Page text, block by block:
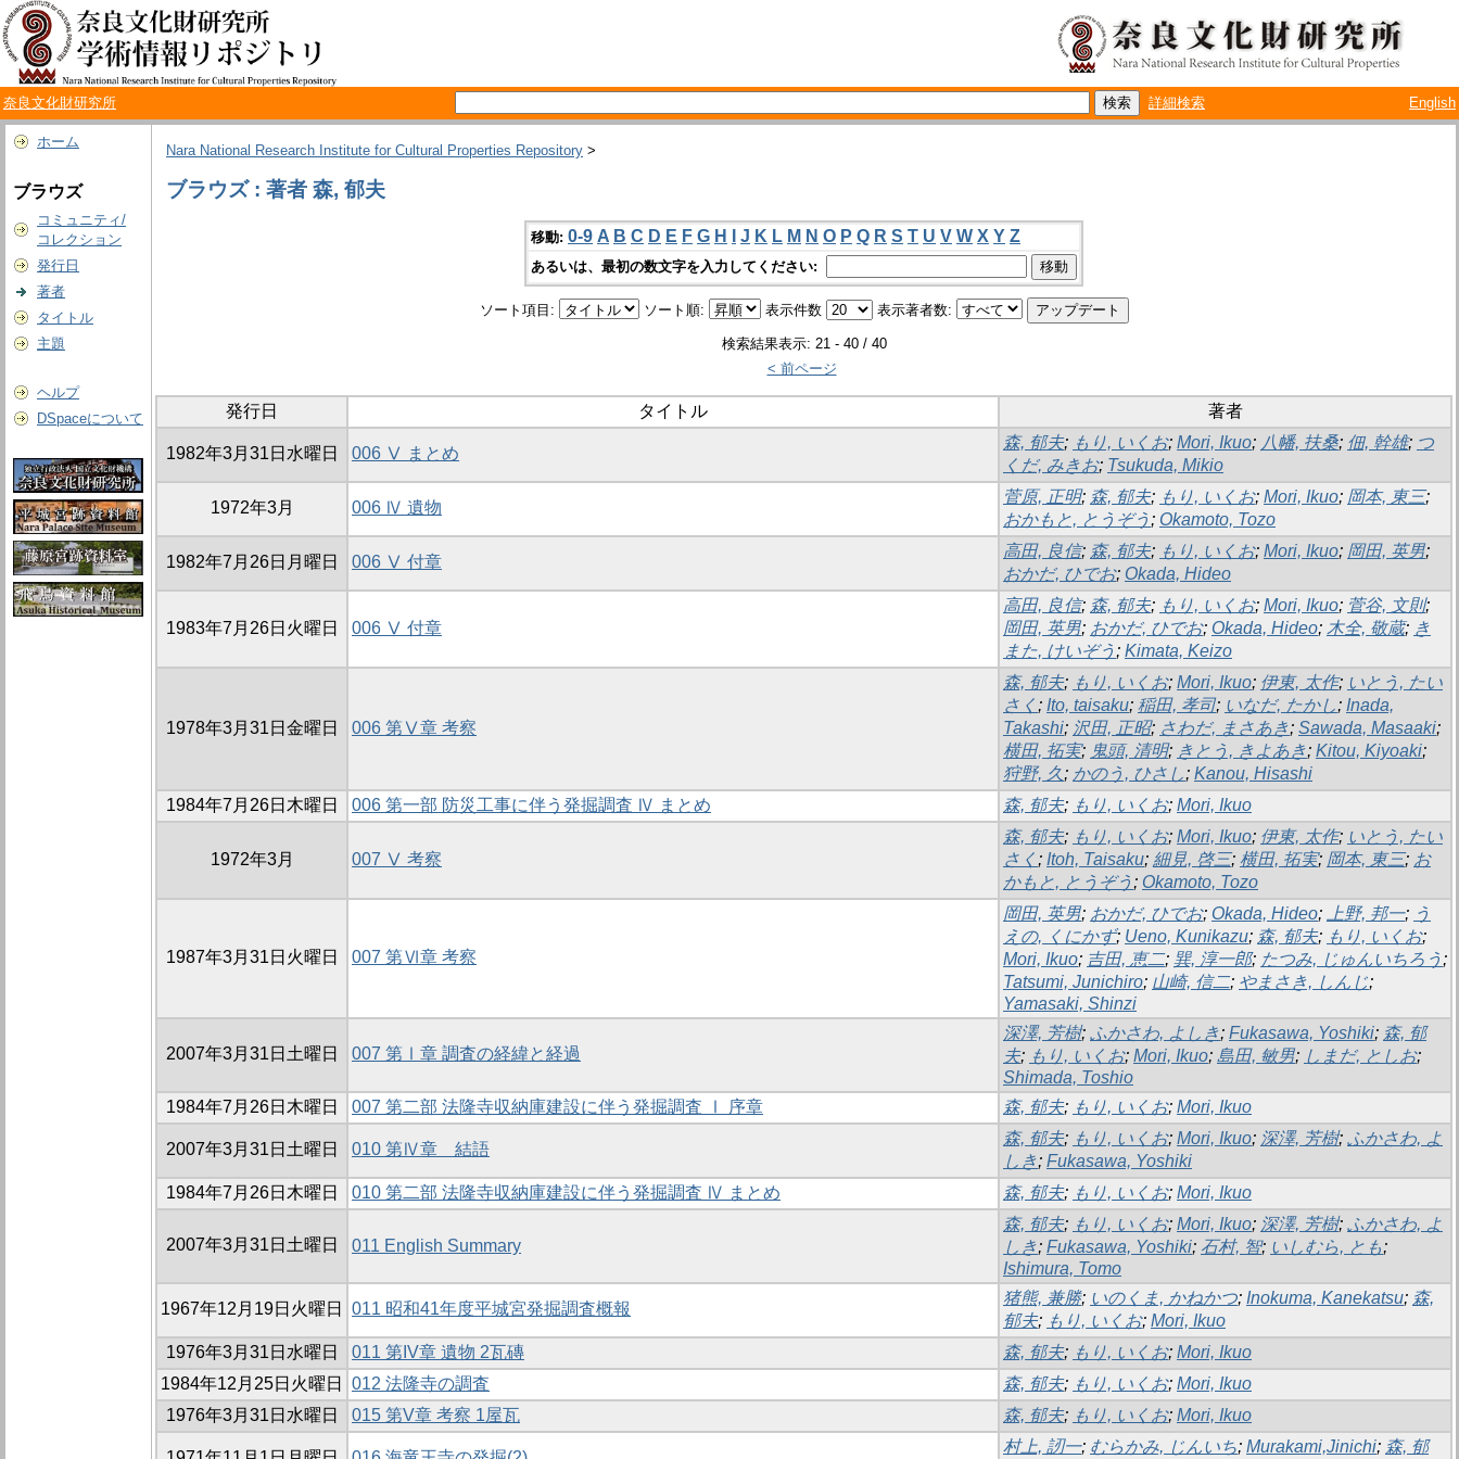
奈良文化財研究所 詳細検索 English
ホーム
ブラウズ
コミュニティ/
コレクション
発行日
著者
タイトル
主題
ヘルプ
DSpaceについて
Nara National Research Institute for Cultural Properties Repository >
ブラウズ : 著者 森, 郁夫
移動: 0-9 A B C D E F G H J K L M N O P Q R S T U V W X Y Z
あるいは、最初の数文字を入力してください:
ソート項目: ソート順: 表示件数 表示著者数:
検索結果表示: 21 - 40 / 40
< 前ページ
発行日 タイトル 著者
1982年3月31日水曜日 006 Ⅴ まとめ
森, 郁夫; もり, いくお; Mori, Ikuo; 八幡, 扶桑; 佃, 幹雄; つ
くだ, みきお; Tsukuda, Mikio
1972年3月 006 Ⅳ 遺物
菅原, 正明; 森, 郁夫; もり, いくお; Mori, Ikuo; 岡本, 東三;
おかもと, とうぞう ; Okamoto, Tozo
1982年7月26日月曜日 006 Ⅴ 付章
高田, 良信; 森, 郁夫; もり, いくお; Mori, Ikuo; 岡田, 英男;
おかだ, ひでお; Okada, Hideo
1983年7月26日火曜日 006 Ⅴ 付章
高田, 良信; 森, 郁夫; もり, いくお; Mori, Ikuo; 菅谷, 文則;
岡田, 英男; おかだ, ひでお; Okada, Hideo; 木全, 敬蔵; き
また, けいぞう ; Kimata, Keizo
1978年3月31日金曜日 006 第Ⅴ章 考察
森, 郁夫; もり, いくお; Mori, Ikuo; 伊東, 太作; いとう, たい
さく ; Ito, taisaku; 稲田, 孝司; いなだ, たかし; Inada,
Takashi; 沢田, 正昭; さわだ, まさあき; Sawada, Masaaki;
横田, 拓実; 鬼頭, 清明; きとう, きよあき; Kitou, Kiyoaki;
狩野, 久; かのう, ひさし; Kanou, Hisashi
1984年7月26日木曜日
006 第一部 防災工事に伴う発掘調査 Ⅳ まとめ 森, 郁夫; もり, いくお; Mori, Ikuo
1972年3月 007 Ⅴ 考察
森, 郁夫; もり, いくお; Mori, Ikuo; 伊東, 太作; いとう, たい
さく ; Itoh, Taisaku; 細見, 啓三; 横田, 拓実; 岡本, 東三; お
かもと, とうぞう ; Okamoto, Tozo
1987年3月31日火曜日 007 第Ⅵ章 考察
岡田, 英男; おかだ, ひでお; Okada, Hideo; 上野, 邦一; う
えの, くにかず; Ueno, Kunikazu; 森, 郁夫; もり, いくお;
Mori, Ikuo; 吉田, 恵二; 巽, 淳一郎; たつみ, じゅんいちろう ;
Tatsumi, Junichiro; 山崎, 信二; やまさき, しんじ;
Yamasaki, Shinzi
2007年3月31日土曜日 007 第Ⅰ章 調査の経緯と経過
深澤, 芳樹; ふかさわ, よしき; Fukasawa, Yoshiki; 森, 郁
夫; もり, いくお; Mori, Ikuo; 島田, 敏男; しまだ, としお;
Shimada, Toshio
1984年7月26日木曜日
007 第二部 法隆寺収納庫建設に伴う発掘調査 Ⅰ 序章 森, 郁夫; もり, いくお; Mori, Ikuo
2007年3月31日土曜日 010 第Ⅳ章 結語
森, 郁夫; もり, いくお; Mori, Ikuo; 深澤, 芳樹; ふかさわ, よ
しき; Fukasawa, Yoshiki
1984年7月26日木曜日
010 第二部 法隆寺収納庫建設に伴う発掘調査 Ⅳ まとめ 森, 郁夫; もり, いくお; Mori, Ikuo
2007年3月31日土曜日 011 English Summary
森, 郁夫; もり, いくお; Mori, Ikuo; 深澤, 芳樹; ふかさわ, よ
しき; Fukasawa, Yoshiki; 石村, 智; いしむら, とも;
Ishimura, Tomo
1967年12月19日火曜日 011 昭和41年度平城宮発掘調査概報
猪熊, 兼勝; いのくま, かねかつ; Inokuma, Kanekatsu; 森,
郁夫; もり, いくお; Mori, Ikuo
1976年3月31日水曜日
011 第IV章 遺物 2瓦磚 森, 郁夫; もり, いくお; Mori, Ikuo
1984年12月25日火曜日
012 法隆寺の調査 森, 郁夫; もり, いくお; Mori, Ikuo
1976年3月31日水曜日
015 第V章 考察 1屋瓦 森, 郁夫; もり, いくお; Mori, Ikuo
村上, 訒一; むらかみ, じんいち; Murakami,Jinichi; 森, 郁